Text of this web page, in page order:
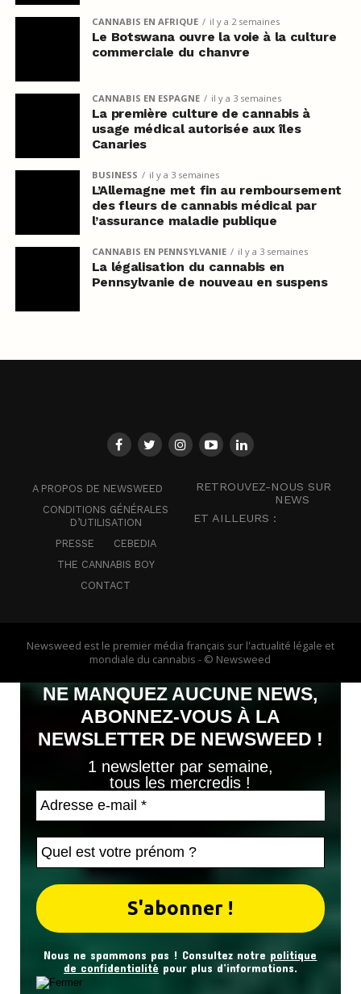
CANNABIS EN AFRIQUE il y a 2 semaines
Le Botswana ouvre la voie à la culture
commerciale du chanvre
CANNABIS EN ESPAGNE il y a 3 semaines
La première culture de cannabis à
usage médical autorisée aux îles
Canaries
BUSINESS il y a 3 semaines
L’Allemagne met fin au remboursement
des fleurs de cannabis médical par
l’assurance maladie publique
CANNABIS EN PENNSYLVANIE il y a 3 semaines
La légalisation du cannabis en
Pennsylvanie de nouveau en suspens
A PROPOS DE NEWSWEED
CONDITIONS GÉNÉRALES
D’UTILISATION
PRESSE
CEBEDIA
THE CANNABIS BOY
CONTACT
RETROUVEZ-NOUS SUR
NEWS
ET AILLEURS :
Newsweed est le premier média français sur l'actualité légale et
mondiale du cannabis - © Newsweed
NE MANQUEZ AUCUNE NEWS,
ABONNEZ-VOUS À LA
NEWSLETTER DE NEWSWEED !
1 newsletter par semaine,
tous les mercredis !
Nous ne spammons pas ! Consultez notre politique
de confidentialité pour plus d’informations.